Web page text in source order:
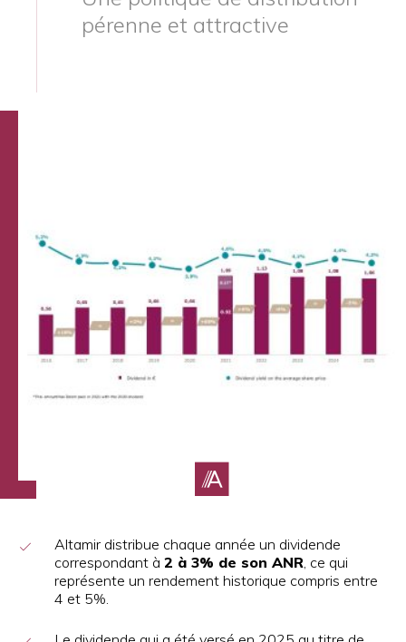
pérenne et attractive
Altamir distribue chaque année un dividende
correspondant à 2 à 3% de son ANR, ce qui
représente un rendement historique compris entre
4 et 5%.